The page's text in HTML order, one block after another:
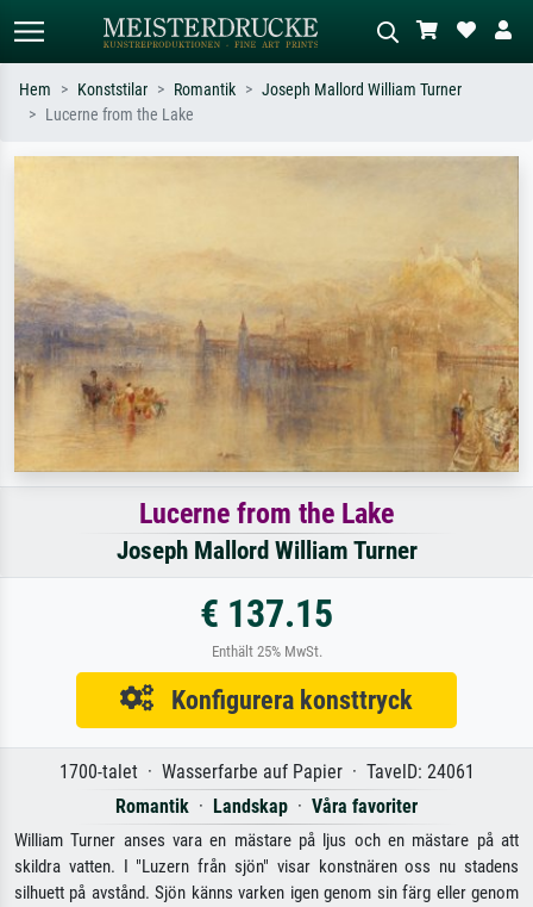
Hem Konststilar Romantik
Joseph Mallord William Turner
Lucerne from the Lake
Lucerne from the Lake
Joseph Mallord William Turner
€ 137.15
Enthält 25% MwSt.
Konfigurera konsttryck
1700-talet · Wasserfarbe auf Papier · TavelD: 24061
Romantik · Landskap · Våra favoriter
William Turner anses vara en mästare på ljus och en mästare på att
skildra vatten. I "Luzern från sjön" visar konstnären oss nu stadens
silhuett på avstånd. Sjön känns varken igen genom sin färg eller genom